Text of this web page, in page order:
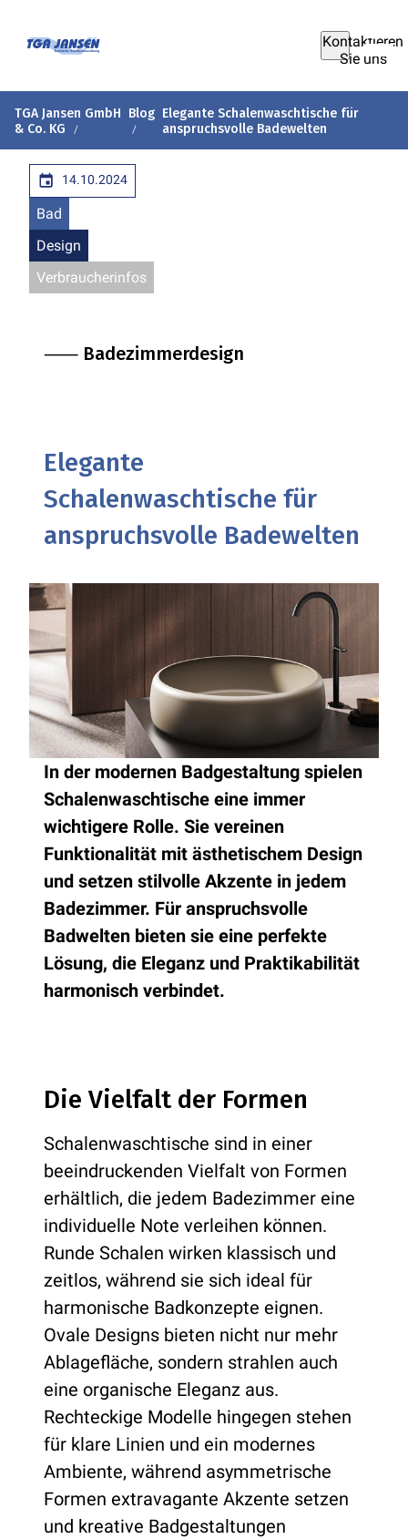
Kontaktieren
Sie uns
TGA Jansen GmbH
& Co. KG
Blog Elegante Schalenwaschtische für
anspruchsvolle Badewelten
14.10.2024
Bad
Design
Verbraucherinfos
⸺ Badezimmerdesign
Elegante
Schalenwaschtische für
anspruchsvolle Badewelten
In der modernen Badgestaltung spielen
Schalenwaschtische eine immer
wichtigere Rolle. Sie vereinen
Funktionalität mit ästhetischem Design
und setzen stilvolle Akzente in jedem
Badezimmer. Für anspruchsvolle
Badwelten bieten sie eine perfekte
Lösung, die Eleganz und Praktikabilität
harmonisch verbindet.
Die Vielfalt der Formen
Schalenwaschtische sind in einer
beeindruckenden Vielfalt von Formen
erhältlich, die jedem Badezimmer eine
individuelle Note verleihen können.
Runde Schalen wirken klassisch und
zeitlos, während sie sich ideal für
harmonische Badkonzepte eignen.
Ovale Designs bieten nicht nur mehr
Ablagefläche, sondern strahlen auch
eine organische Eleganz aus.
Rechteckige Modelle hingegen stehen
für klare Linien und ein modernes
Ambiente, während asymmetrische
Formen extravagante Akzente setzen
und kreative Badgestaltungen